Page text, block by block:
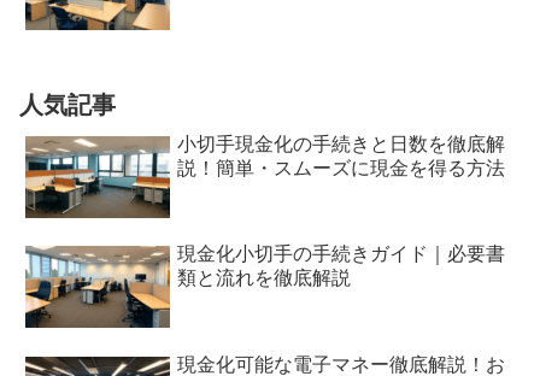
人気記事
小切手現金化の手続きと日数を徹底解
説！簡単・スムーズに現金を得る方法
現金化小切手の手続きガイド｜必要書
類と流れを徹底解説
現金化可能な電子マネー徹底解説！お